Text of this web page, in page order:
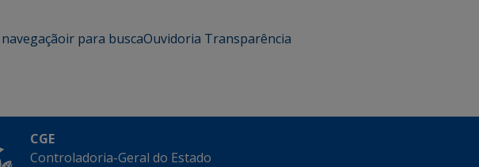
ir para buscaOuvidoria Transparência
CGE
Controladoria-Geral do Estado